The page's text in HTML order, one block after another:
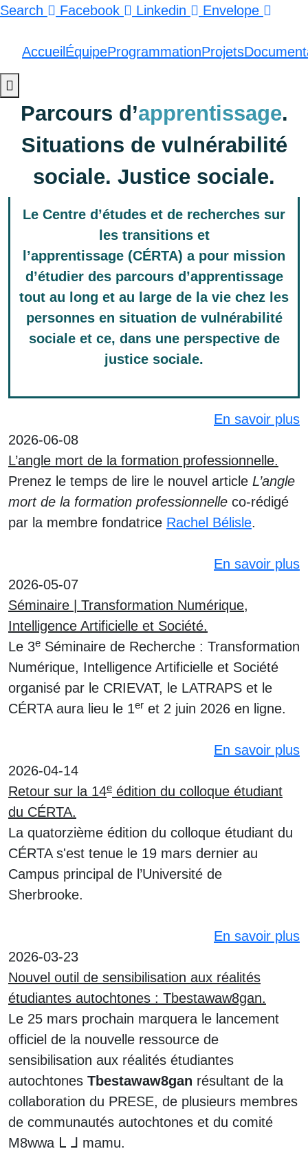
Search Facebook Linkedin Envelope
Accueil ÉquipeProgrammationProjets
Hamburger Toggle Menu
Parcours d’apprentissage.
Situations de vulnérabilité
sociale. Justice sociale.
Le Centre d’études et de recherches sur
les transitions et
l’apprentissage (CÉRTA) a pour mission
d’étudier des parcours d’apprentissage
tout au long et au large de la vie chez les
personnes en situation de vulnérabilité
sociale et ce, dans une perspective de
justice sociale.
En savoir plus
2026-06-08
L’angle mort de la formation professionnelle.
Prenez le temps de lire le nouvel article L’angle
mort de la formation professionnelle co-rédigé
par la membre fondatrice Rachel Bélisle.
En savoir plus
2026-05-07
Séminaire | Transformation Numérique,
Intelligence Artificielle et Société.
Le 3e Séminaire de Recherche : Transformation
Numérique, Intelligence Artificielle et Société
organisé par le CRIEVAT, le LATRAPS et le
CÉRTA aura lieu le 1er et 2 juin 2026 en ligne.
En savoir plus
2026-04-14
Retour sur la 14e édition du colloque étudiant
du CÉRTA.
La quatorzième édition du colloque étudiant du
CÉRTA s'est tenue le 19 mars dernier au
Campus principal de l’Université de
Sherbrooke.
En savoir plus
2026-03-23
Nouvel outil de sensibilisation aux réalités
étudiantes autochtones : Tbestawaw8gan.
Le 25 mars prochain marquera le lancement
officiel de la nouvelle ressource de
sensibilisation aux réalités étudiantes
autochtones Tbestawaw8gan résultant de la
collaboration du PRESE, de plusieurs membres
de communautés autochtones et du comité
M8wwa ᒪ ᒧ mamu.